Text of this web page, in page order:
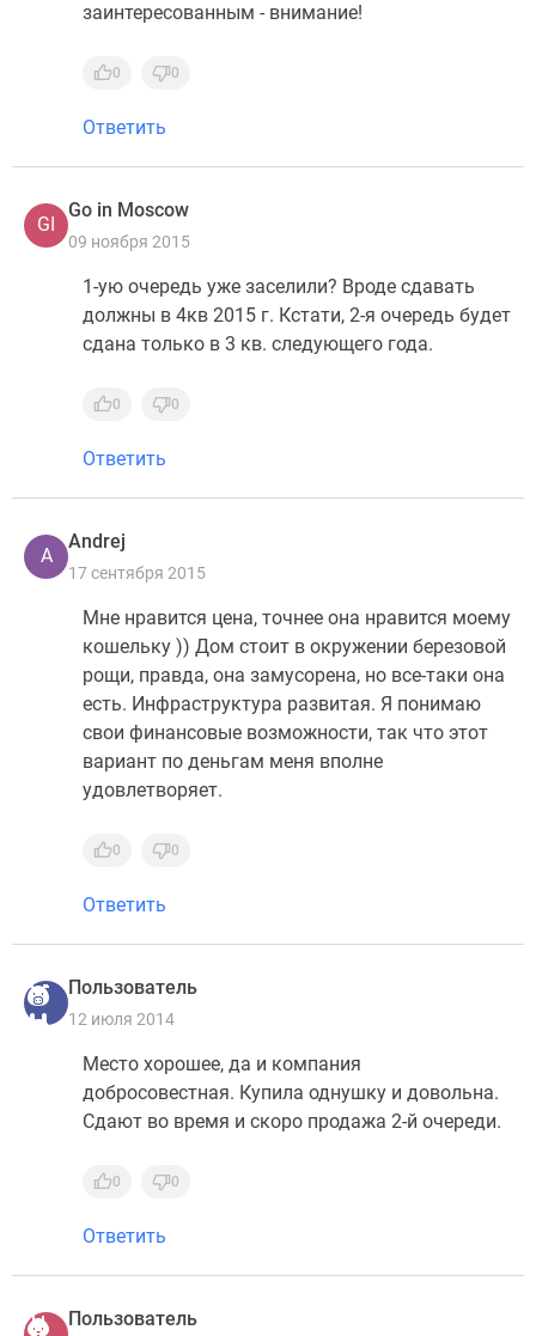
заинтересованным - внимание!
0 0
Ответить
GI
Go in Moscow
09 ноября 2015
1-ую очередь уже заселили? Вроде сдавать
должны в 4кв 2015 г. Кстати, 2-я очередь будет
сдана только в 3 кв. следующего года.
0 0
Ответить
A
Andrej
17 сентября 2015
Мне нравится цена, точнее она нравится моему
кошельку )) Дом стоит в окружении березовой
рощи, правда, она замусорена, но все-таки она
есть. Инфраструктура развитая. Я понимаю
свои финансовые возможности, так что этот
вариант по деньгам меня вполне
удовлетворяет.
0 0
Ответить
Пользователь
12 июля 2014
Место хорошее, да и компания
добросовестная. Купила однушку и довольна.
Сдают во время и скоро продажа 2-й очереди.
0 0
Ответить
Пользователь